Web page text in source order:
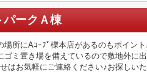
パークＡ棟
場所にAｺｰﾌﾟ櫟本店があるのもポイン
ゴミ置き場を備えているので敷地外に
はお気軽にご連絡ください♪お探しい